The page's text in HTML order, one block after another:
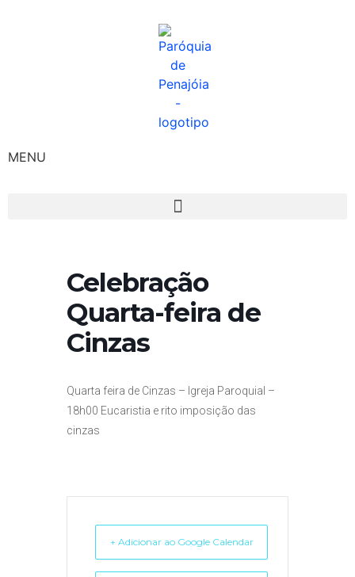
MENU
Celebração
Quarta-feira de
Cinzas
Quarta feira de Cinzas – Igreja Paroquial –
18h00 Eucaristia e rito imposição das
cinzas
+ Adicionar ao Google Calendar